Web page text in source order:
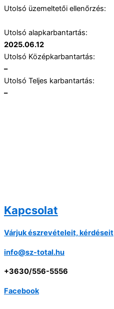
Utolsó üzemeltetői ellenőrzés:
Utolsó alapkarbantartás:
2025.06.12
Utolsó Középkarbantartás:
–
Utolsó Teljes karbantartás:
–
Kapcsolat
Várjuk észrevételeit, kérdéseit
info@sz-total.hu
+3630/556-5556
Facebook